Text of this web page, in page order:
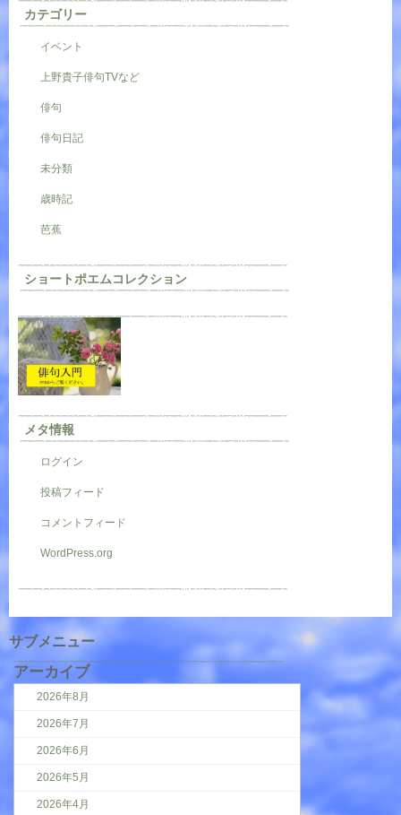
カテゴリー
イベント
上野貴子俳句TVなど
俳句
俳句日記
未分類
歳時記
芭蕉
ショートポエムコレクション
メタ情報
ログイン
投稿フィード
コメントフィード
WordPress.org
サブメニュー
アーカイブ
2026年8月
2026年7月
2026年6月
2026年5月
2026年4月